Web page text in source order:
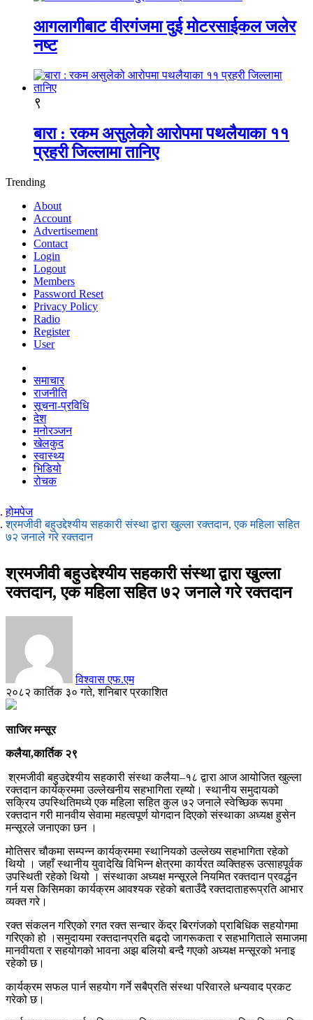
आगलागीबाट वीरगंजमा दुई मोटरसाईकल जलेर
नष्ट
९
बारा : रकम असुलेको आरोपमा पथलैयाका ११
प्रहरी जिल्लामा तानिए
Trending
About
Account
Advertisement
Contact
Login
Logout
Members
Password Reset
Privacy Policy
Radio
Register
User
समाचार
राजनीति
सूचना-प्रविधि
देश
मनोरञ्जन
खेलकुद
स्वास्थ्य
भिडियो
रोचक
होमपेज
श्रमजीवी बहुउद्देश्यीय सहकारी संस्था द्वारा खुल्ला रक्तदान, एक महिला सहित
७२ जनाले गरे रक्तदान
श्रमजीवी बहुउद्देश्यीय सहकारी संस्था द्वारा खुल्ला
रक्तदान, एक महिला सहित ७२ जनाले गरे रक्तदान
विश्वास एफ.एम
२०८२ कार्तिक ३० गते, शनिबार प्रकाशित
साजिर मन्सूर
कलैया,कार्तिक २९
श्रमजीवी बहुउद्देश्यीय सहकारी संस्था कलैया–१८ द्वारा आज आयोजित खुल्ला
रक्तदान कार्यक्रममा उल्लेखनीय सहभागिता रह्‍यो। स्थानीय समुदायको
सक्रिय उपस्थितिमध्ये एक महिला सहित कुल ७२ जनाले स्वेच्छिक रूपमा
रक्तदान गरी मानवीय सेवामा महत्वपूर्ण योगदान दिएको संस्थाका अध्यक्ष हुसेन
मन्सूरले जनाएका छन ।
मोतिसर चौकमा सम्पन्न कार्यक्रममा स्थानियको उल्लेख्य सहभागिता रहेको
थियो । जहाँ स्थानीय युवादेखि विभिन्न क्षेत्रमा कार्यरत व्यक्तिहरू उत्साहपूर्वक
उपस्थिती रहेको थियो । संस्थाका अध्यक्ष मन्सूरले नियमित रक्तदान प्रवर्द्धन
गर्न यस किसिमका कार्यक्रम आवश्यक रहेको बताउँदै रक्तदाताहरूप्रति आभार
व्यक्त गरे।
रक्त संकलन गरिएको रगत रक्त सन्चार केंद्र बिरगंजको प्राबिधिक सहयोगमा
गरिएको हो ।समुदायमा रक्तदानप्रति बढ्दो जागरूकता र सहभागिताले समाजमा
मानवीयता र सहयोगको भावना अझ बलियो बन्दै गएको अध्यक्ष मन्सूरको भनाइ
रहेको छ।
कार्यक्रम सफल पार्न सहयोग गर्ने सबैप्रति संस्था परिवारले धन्यवाद प्रकट
गरेको छ।